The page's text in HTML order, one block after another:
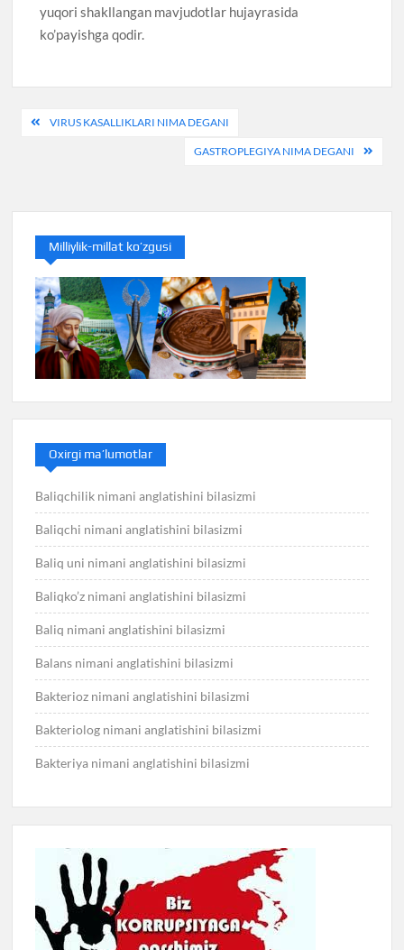
yuqori shakllangan mavjudotlar hujayrasida
ko’payishga qodir.
PostVIRUS KASALLIKLARI NIMA DEGANI
GASTROPLEGIYA NIMA DEGANI
Milliylik-millat ko’zgusi
Oxirgi ma’lumotlar
Baliqchilik nimani anglatishini bilasizmi
Baliqchi nimani anglatishini bilasizmi
Baliq uni nimani anglatishini bilasizmi
Baliqko’z nimani anglatishini bilasizmi
Baliq nimani anglatishini bilasizmi
Balans nimani anglatishini bilasizmi
Bakterioz nimani anglatishini bilasizmi
Bakteriolog nimani anglatishini bilasizmi
Bakteriya nimani anglatishini bilasizmi